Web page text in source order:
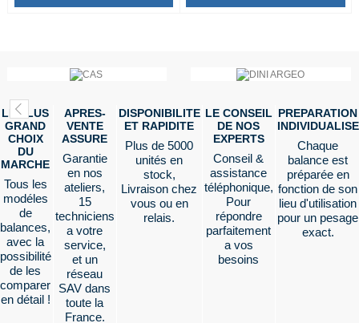
LE PLUS
GRAND
CHOIX
DU
MARCHE
Tous les
modéles
de
balances,
avec la
possibilité
de les
comparer
en détail !
APRES-
VENTE
ASSURE
Garantie
en nos
ateliers,
15
techniciens
a votre
service,
et un
réseau
SAV dans
toute la
France.
DISPONIBILITE
ET RAPIDITE
Plus de 5000
unités en
stock,
Livraison chez
vous ou en
relais.
LE CONSEIL
DE NOS
EXPERTS
Conseil &
assistance
téléphonique,
Pour
répondre
parfaitement
a vos
besoins
PREPARATION
INDIVIDUALISE
Chaque
balance est
préparée en
fonction de son
lieu d'utilisation
pour un pesage
exact.